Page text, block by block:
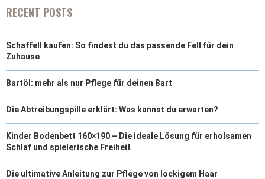
RECENT POSTS
Schaffell kaufen: So findest du das passende Fell für dein
Zuhause
Bartöl: mehr als nur Pflege für deinen Bart
Die Abtreibungspille erklärt: Was kannst du erwarten?
Kinder Bodenbett 160×190 – Die ideale Lösung für erholsamen
Schlaf und spielerische Freiheit
Die ultimative Anleitung zur Pflege von lockigem Haar